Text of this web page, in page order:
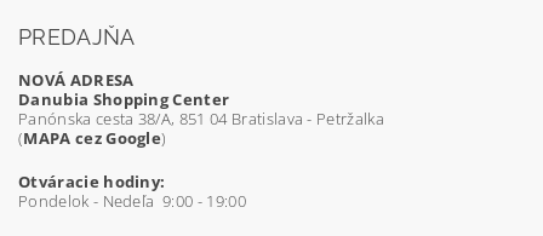
PREDAJŇA
NOVÁ ADRESA
Danubia Shopping Center
Panónska cesta 38/A, 851 04 Bratislava - Petržalka
(MAPA cez Google)
Otváracie hodiny:
Pondelok - Nedeľa 9:00 - 19:00